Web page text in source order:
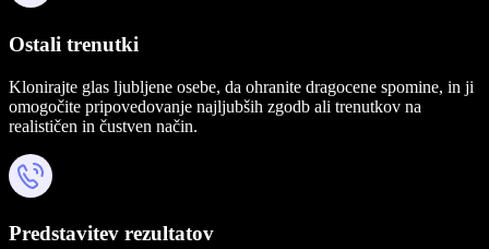
Ostali trenutki
Klonirajte glas ljubljene osebe, da ohranite dragocene spomine, in ji
omogočite pripovedovanje najljubših zgodb ali trenutkov na
realističen in čustven način.
Predstavitev rezultatov